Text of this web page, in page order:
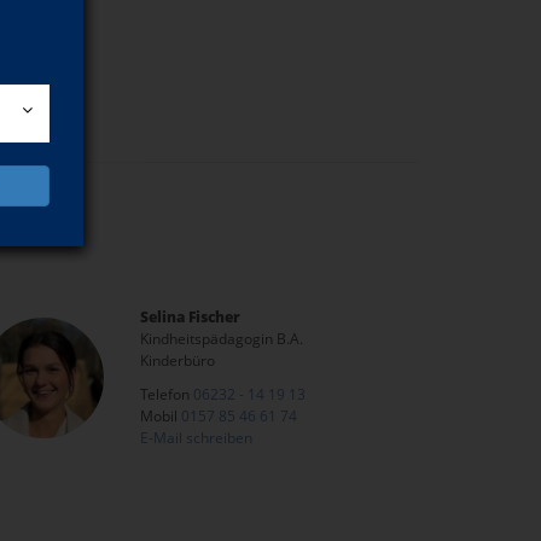
Selina Fischer
Kindheitspädagogin B.A.
Kinderbüro
Telefon 06232 - 14 19 13
Mobil 0157 85 46 61 74
E-Mail schreiben